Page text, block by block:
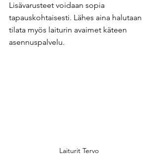
Lisävarusteet voidaan sopia
tapauskohtaisesti. Lähes aina halutaan
tilata myös laiturin avaimet käteen
asennuspalvelu. ​
Laiturit Tervo